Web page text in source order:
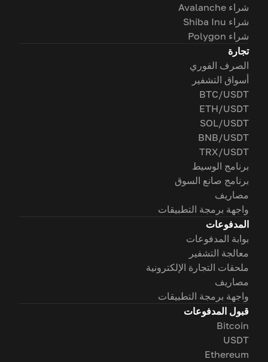
شراء Avalanche
شراء Shiba Inu
شراء Polygon
تجارة
الصرف الفوري
أسواق التشفير
BTC/USDT
ETH/USDT
SOL/USDT
BNB/USDT
TRX/USDT
برنامج الوسيط
برنامج صانع السوق
مصاريف
واجهة برمجة التطبيقات
المدفوعات
بوابة المدفوعات
معالجة التشفير
ملحقات التجارة الإلكترونية
مصاريف
واجهة برمجة التطبيقات
قبول المدفوعات
Bitcoin
USDT
Ethereum